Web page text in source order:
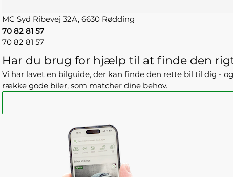
MC Syd Ribevej 32A, 6630 Rødding
70 82 81 57
70 82 81 57
Har du brug for hjælp til at finde den
Vi har lavet en bilguide, der kan finde den rette bil til dig -
række gode biler, som matcher dine behov.